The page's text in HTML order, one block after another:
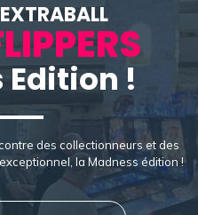
Edition !
des collectionneurs et des
la Madness édition !